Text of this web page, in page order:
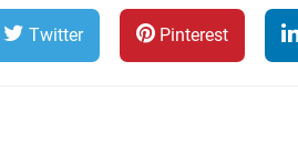
Twitter Pinterest